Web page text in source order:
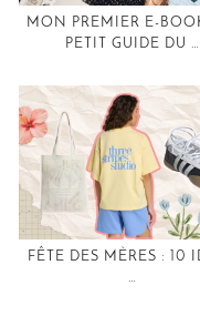
MON PREMIER E-
PETIT GUIDE DU …
FÊTE DES MÈRES : 10
…